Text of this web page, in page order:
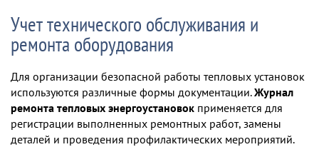
Учет технического обслуживания и
ремонта оборудования
Для организации безопасной работы тепловых установок
используются различные формы документации.Журнал
ремонта тепловых энергоустановок применяется для
регистрации выполненных ремонтных работ, замены
деталей и проведения профилактических мероприятий.